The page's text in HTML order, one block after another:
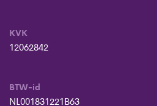
KVK
12062842
BTW-id
NL001831221B63